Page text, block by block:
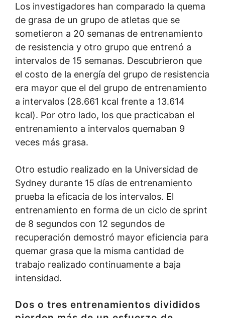
Los investigadores han comparado la quema
de grasa de un grupo de atletas que se
sometieron a 20 semanas de entrenamiento
de resistencia y otro grupo que entrenó a
intervalos de 15 semanas. Descubrieron que
el costo de la energía del grupo de resistencia
era mayor que el del grupo de entrenamiento
a intervalos (28.661 kcal frente a 13.614
kcal). Por otro lado, los que practicaban el
entrenamiento a intervalos quemaban 9
veces más grasa.
Otro estudio realizado en la Universidad de
Sydney durante 15 días de entrenamiento
prueba la eficacia de los intervalos. El
entrenamiento en forma de un ciclo de sprint
de 8 segundos con 12 segundos de
recuperación demostró mayor eficiencia para
quemar grasa que la misma cantidad de
trabajo realizado continuamente a baja
intensidad.
Dos o tres entrenamientos divididos